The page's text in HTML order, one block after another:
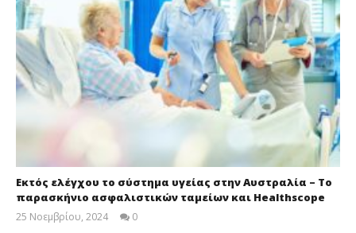
Εκτός ελέγχου το σύστημα υγείας στην Αυστραλία – Το
παρασκήνιο ασφαλιστικών ταμείων και Healthscope
25 Νοεμβρίου, 2024
0